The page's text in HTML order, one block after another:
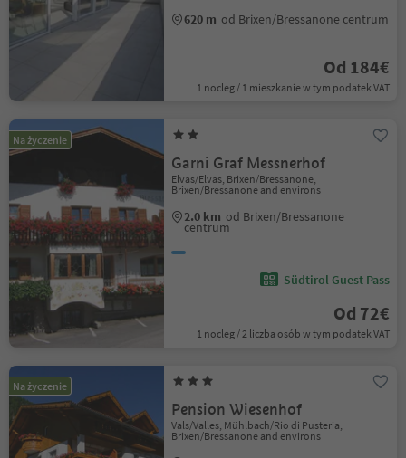
620 m od Brixen/Bressanone centrum
Od 184€
1 nocleg / 1 mieszkanie w tym podatek VAT
Na życzenie
Garni Graf Messnerhof
Elvas/Elvas, Brixen/Bressanone,
Brixen/Bressanone and environs
2.0 km od Brixen/Bressanone
centrum
Südtirol Guest Pass
Od 72€
1 nocleg / 2 liczba osób w tym podatek VAT
Na życzenie
Pension Wiesenhof
Vals/Valles, Mühlbach/Rio di Pusteria,
Brixen/Bressanone and environs